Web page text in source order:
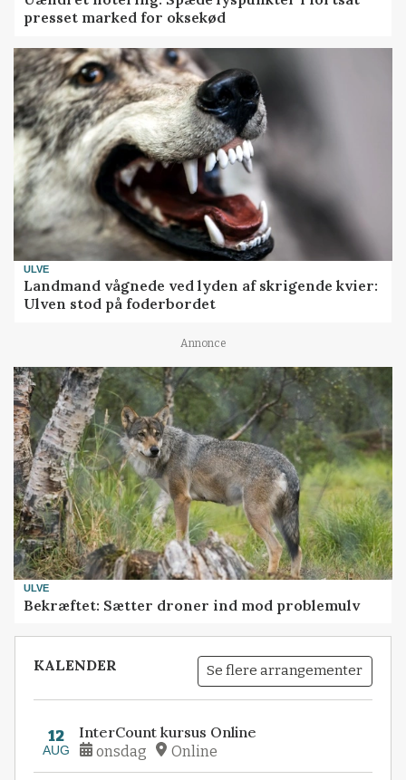
presset marked for oksekød
ULVE
Landmand vågnede ved lyden af skrigende kvier:
Ulven stod på foderbordet
Annonce
ULVE
Bekræftet: Sætter droner ind mod problemulv
KALENDER Se flere arrangementer
12
AUG
InterCount kursus Online
onsdag Online